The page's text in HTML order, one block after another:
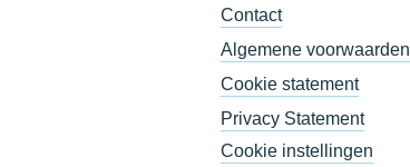
Contact
Algemene voorwaarden
Cookie statement
Privacy Statement
Cookie instellingen